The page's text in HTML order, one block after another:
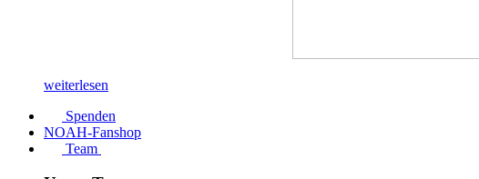
weiterlesen
Spenden
NOAH-Fanshop
Team